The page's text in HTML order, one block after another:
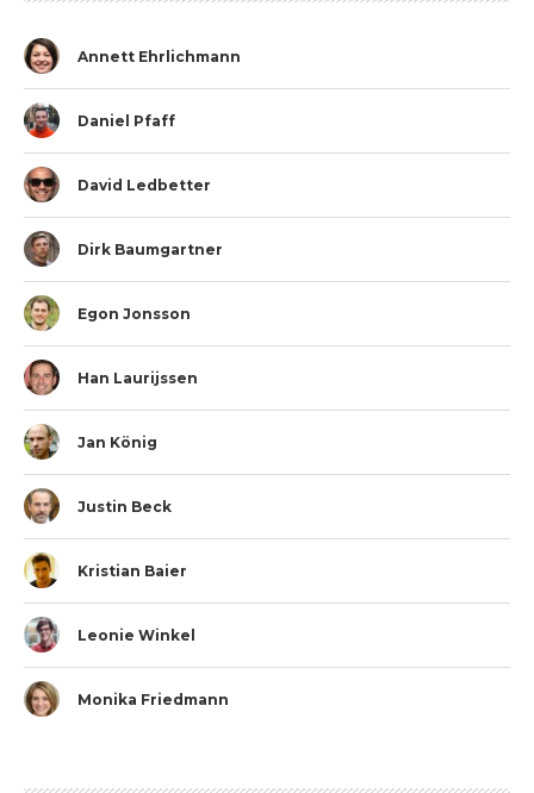
Annett Ehrlichmann
Daniel Pfaff
David Ledbetter
Dirk Baumgartner
Egon Jonsson
Han Laurijssen
Jan König
Justin Beck
Kristian Baier
Leonie Winkel
Monika Friedmann